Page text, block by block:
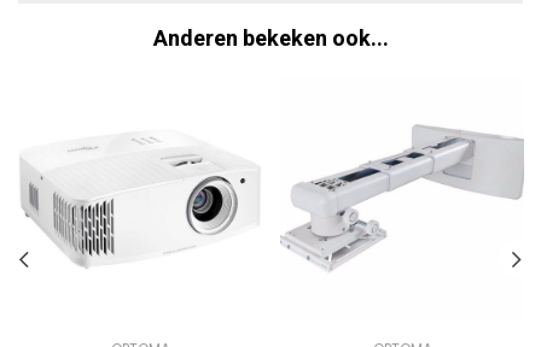
Anderen bekeken ook...